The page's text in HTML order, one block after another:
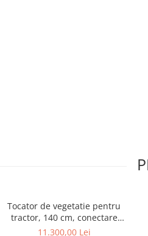
Tocator de vegetatie pentru
tractor, 140 cm, conectare
cardan tractor, Ceccato
11.300,00 Lei